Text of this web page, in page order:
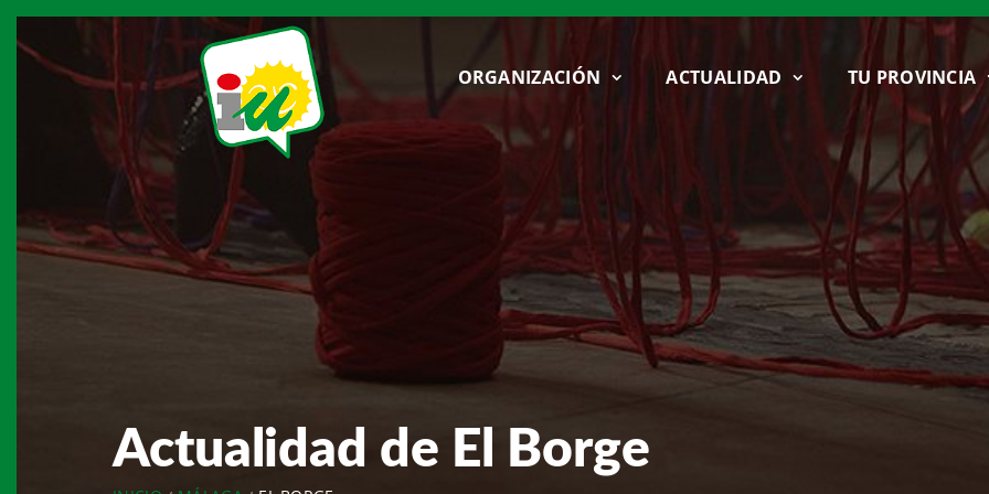
ORGANIZACIÓN ACTUALIDAD TU PROVINCIA
Actualidad de El Borge